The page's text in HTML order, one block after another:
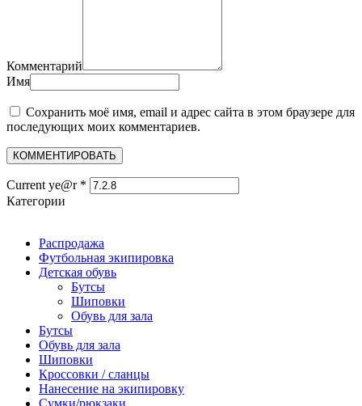
Комментарий
Имя
Сохранить моё имя, email и адрес сайта в этом браузере для
последующих моих комментариев.
Current ye@r *
Категории
Распродажа
Футбольная экипировка
Детская обувь
Бутсы
Шиповки
Обувь для зала
Бутсы
Обувь для зала
Шиповки
Кроссовки / сланцы
Нанесение на экипировку